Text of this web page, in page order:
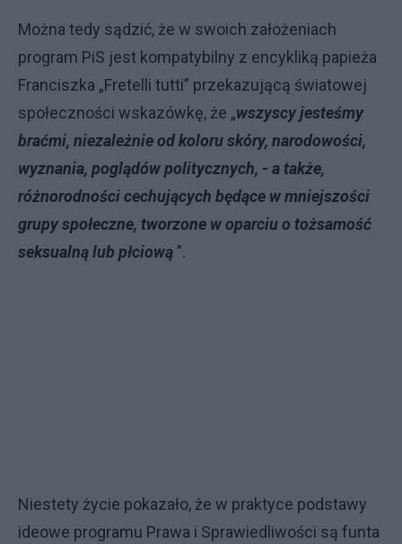
Można tedy sądzić, że w swoich założeniach
program PiS jest kompatybilny z encykliką papieża
Franciszka „Fretelli tutti” przekazującą światowej
społeczności wskazówkę, że „wszyscy jesteśmy
braćmi, niezależnie od koloru skóry, narodowości,
wyznania, poglądów politycznych, - a także,
różnorodności cechujących będące w mniejszości
grupy społeczne, tworzone w oparciu o tożsamość
seksualną lub płciową ".
Niestety życie pokazało, że w praktyce podstawy
ideowe programu Prawa i Sprawiedliwości są funta